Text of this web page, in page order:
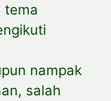
tema
nampak
salah